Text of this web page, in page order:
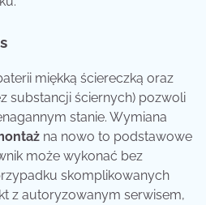
miękką ściereczką oraz
substancji ściernych) pozwoli
stanie. Wymiana
na nowo to podstawowe
może wykonać bez
skomplikowanych
z autoryzowanym serwisem,